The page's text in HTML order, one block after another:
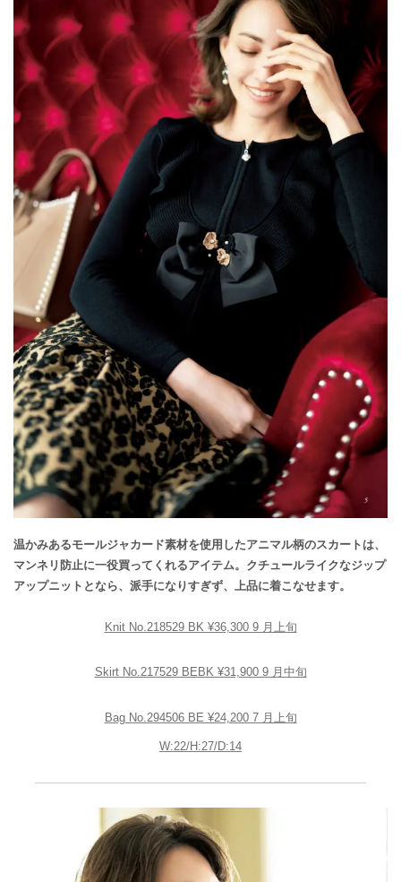
温かみあるモールジャカード素材を使用したアニマル柄のスカートは、
マンネリ防止に一役買ってくれるアイテム。クチュールライクなジップ
アップニットとなら、派手になりすぎず、上品に着こなせます。
Knit No.218529 BK ¥36,300 9 月上旬
Skirt No.217529 BEBK ¥31,900 9 月中旬
Bag No.294506 BE ¥24,200 7 月上旬
W:22/H:27/D:14